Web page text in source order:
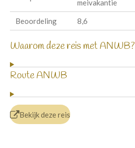
meivakantie
Beoordeling 8,6
Waarom deze reis met ANWB?
Route ANWB
Bekijk deze reis